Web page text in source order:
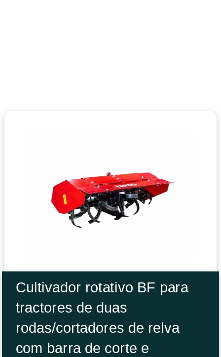
Cultivador rotativo BF para
tractores de duas
rodas/cortadores de relva
com barra de corte e